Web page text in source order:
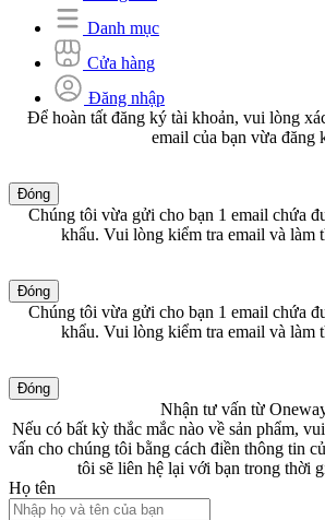
Danh mục
Cửa hàng
Đăng nhập
Để hoàn tất đăng ký tài khoản, vui lòng
email của bạn vừa đăng
Đóng
Chúng tôi vừa gửi cho bạn 1 email chứa
khẩu. Vui lòng kiểm tra email và làm
Đóng
Chúng tôi vừa gửi cho bạn 1 email chứa
khẩu. Vui lòng kiểm tra email và làm
Đóng
Nhận tư vấn từ
Nếu có bất kỳ thắc mắc nào về sản phẩm,
vấn cho chúng tôi bằng cách điền thông tin
tôi sẽ liên hệ lại với bạn trong thời
Họ tên